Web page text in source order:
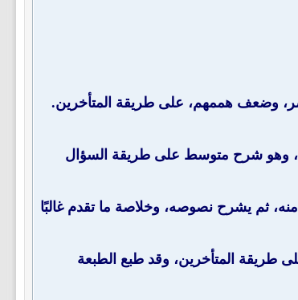
وضعف هممهم، على طريقة المتأخرين.
الله بن جار الله بن إبراهيم الجار الله ـ رحمه الله ـ (ت: 1414هـ)، وهو شرح متوسط على طريقة السؤال
ثم يشرح نصوصه، وخلاصة ما تقدم غالبًا
ـ رحمه الله ـ (ت: 1406هـ)، وهو شرح على طريقة المتأخرين، وقد طبع الطبعة